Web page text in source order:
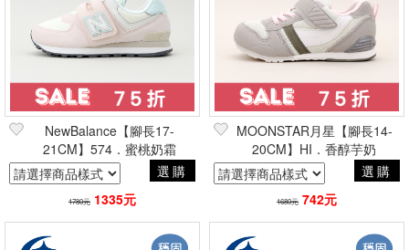
NewBalance【腳長17-
21CM】574．蜜桃奶霜
選購
1780元 1335元
MOONSTAR月星【腳長14-
20CM】HI．香醇芋奶
選購
1680元 742元